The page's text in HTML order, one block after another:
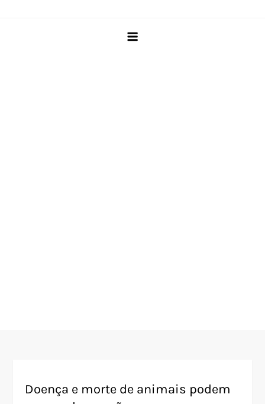
Doença e morte de animais podem